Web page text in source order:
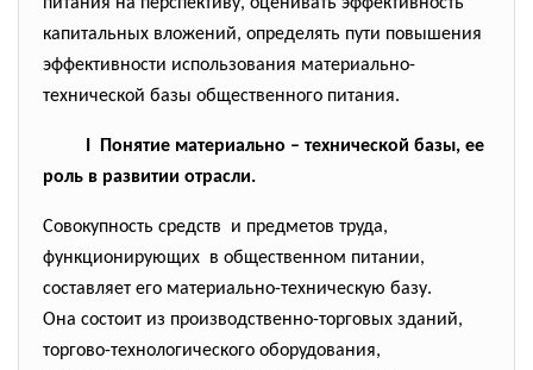
капитальных вложений, определять пути повышения
эффективности использования материально-
технической базы общественного питания.
I Понятие материально – технической базы, ее
роль в развитии отрасли.
Совокупность средств и предметов труда,
функционирующих в общественном питании,
составляет его материально-техническую базу.
Она состоит из произ­водственно-торговых зданий,
торгово-технологического оборудования,